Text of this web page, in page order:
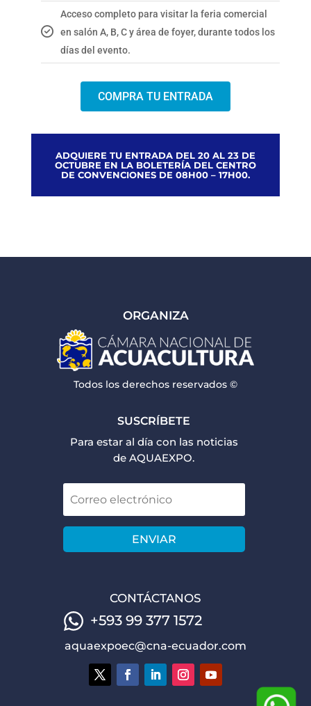
Acceso completo para visitar la feria comercial
en salón A, B, C y área de foyer, durante todos los
días del evento.
COMPRA TU ENTRADA
ADQUIERE TU ENTRADA DEL 20 AL 23 DE
OCTUBRE EN LA BOLETERÍA DEL CENTRO
DE CONVENCIONES DE 08H00 – 17H00.
ORGANIZA
Todos los derechos reservados ©
SUSCRÍBETE
Para estar al día con las noticias
de AQUAEXPO.
ENVIAR
CONTÁCTANOS
+593 99 377 1572
aquaexpoec@cna-ecuador.com